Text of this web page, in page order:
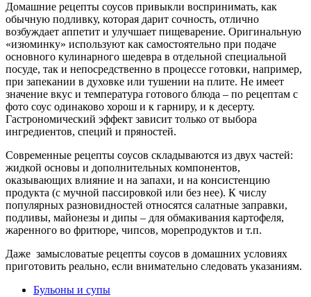
Домашние рецепты соусов привыкли воспринимать, как
обычную подливку, которая дарит сочность, отлично
возбуждает аппетит и улучшает пищеварение. Оригинальную
«изюминку» используют как самостоятельно при подаче
основного кулинарного шедевра в отдельной специальной
посуде, так и непосредственно в процессе готовки, например,
при запекании в духовке или тушении на плите. Не имеет
значение вкус и температура готового блюда – по рецептам с
фото соус одинаково хорош и к гарниру, и к десерту.
Гастрономический эффект зависит только от выбора
ингредиентов, специй и пряностей.
Современные рецепты соусов складываются из двух частей:
жидкой основы и дополнительных компонентов,
оказывающих влияние и на запахи, и на консистенцию
продукта (с мучной пассировкой или без нее). К числу
популярных разновидностей относятся салатные заправки,
подливы, майонезы и дипы – для обмакивания картофеля,
жаренного во фритюре, чипсов, морепродуктов и т.п.
Даже замысловатые рецепты соусов в домашних условиях
приготовить реально, если внимательно следовать указаниям.
Бульоны и супы